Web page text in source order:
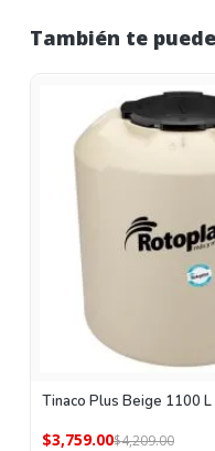
También te
Tinaco Plus Beige 1100 L
$3,759.00$4,209.00